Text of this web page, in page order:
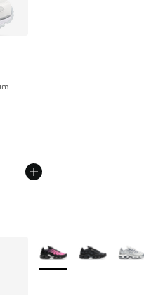
Plus de couleurs